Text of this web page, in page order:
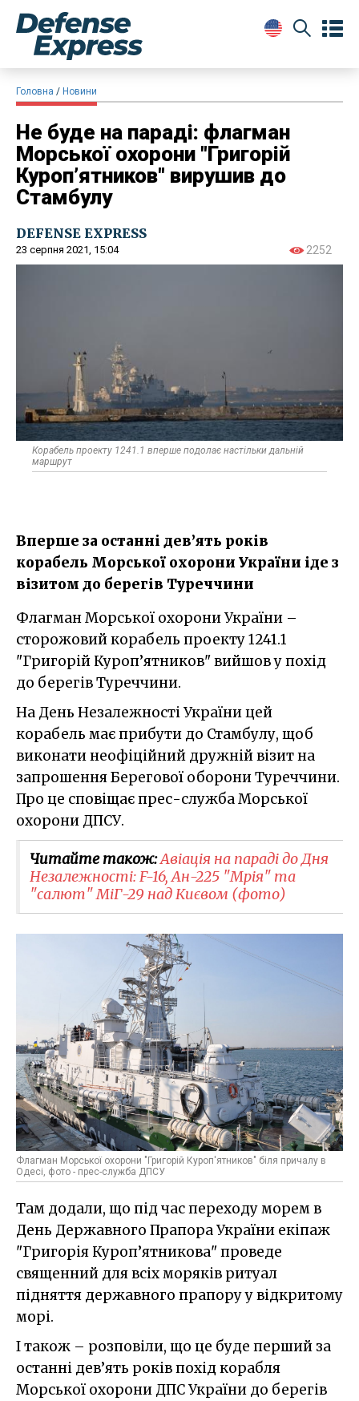
Головна Новини
Не буде на параді: флагман
Морської охорони "Григорій
Куроп’ятников" вирушив до
Стамбулу
DEFENSE EXPRESS
23 серпня 2021, 15:04 2252
Корабель проекту 1241.1 вперше подолає настільки дальній
маршрут
Вперше за останні дев’ять років
корабель Морської охорони України іде з
візитом до берегів Туреччини
Флагман Морської охорони України –
сторожовий корабель проекту 1241.1
"Григорій Куроп’ятников" вийшов у похід
до берегів Туреччини.
На День Незалежності України цей
корабель має прибути до Стамбулу, щоб
виконати неофіційний дружній візит на
запрошення Берегової оборони Туреччини.
Про це сповіщає прес-служба Морської
охорони ДПСУ.
Читайте також:Авіація на параді до Дня
Незалежності: F-16, Ан-225 "Мрія" та
"салют" МіГ-29 над Києвом (фото)
Флагман Морської охорони "Григорій Куроп'ятников" біля причалу в
Одесі, фото - прес-служба ДПСУ
Там додали, що під час переходу морем в
День Державного Прапора України екіпаж
"Григорія Куроп’ятникова" проведе
священний для всіх моряків ритуал
підняття державного прапору у відкритому
морі.
І також – розповіли, що це буде перший за
останні дев’ять років похід корабля
Морської охорони ДПС України до берегів